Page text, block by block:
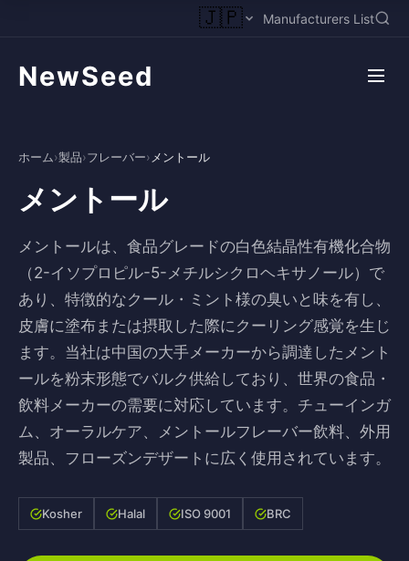
🇯🇵 Manufacturers List
NewSeed
ホーム›製品›フレーバー› メントール
メントール
メントールは、食品グレードの白色結晶性有機化合物
（2-イソプロピル-5-メチルシクロヘキサノール）で
あり、特徴的なクール・ミント様の臭いと味を有し、
皮膚に塗布または摂取した際にクーリング感覚を生じ
ます。当社は中国の大手メーカーから調達したメント
ールを粉末形態でバルク供給しており、世界の食品・
飲料メーカーの需要に対応しています。チューインガ
ム、オーラルケア、メントールフレーバー飲料、外用
製品、フローズンデザートに広く使用されています。
Kosher Halal ISO 9001 BRC